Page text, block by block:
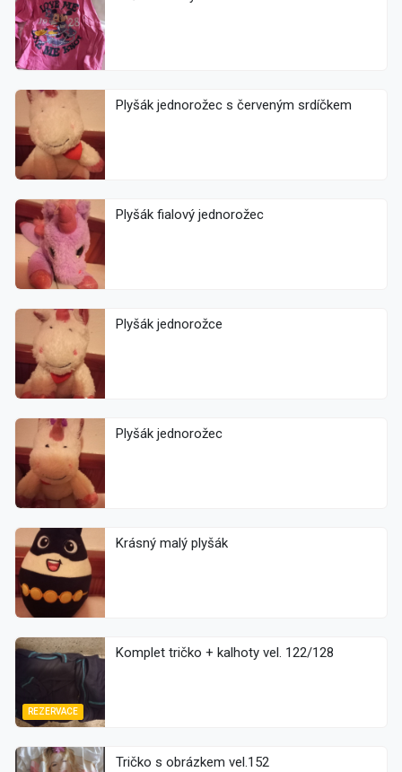
Plyšák jednorožec s červeným srdíčkem
Plyšák fialový jednorožec
Plyšák jednorožce
Plyšák jednorožec
Krásný malý plyšák
REZERVACE
Komplet tričko + kalhoty vel. 122/128
Tričko s obrázkem vel.152